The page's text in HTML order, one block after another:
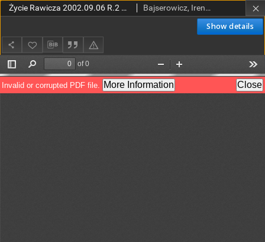
Show details
Życie Rawicza 2002.09.06 R.2 Nr36(90) Bajserowicz, Irena, Anna (red.)